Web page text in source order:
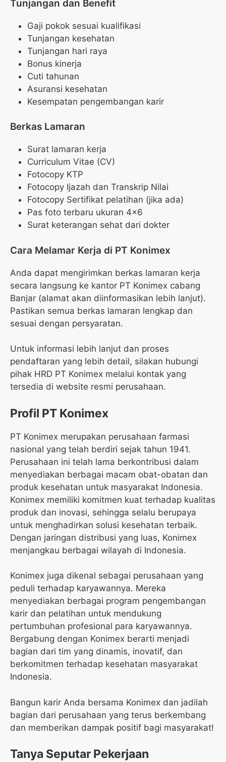
Tunjangan dan Benefit
Gaji pokok sesuai kualifikasi
Tunjangan kesehatan
Tunjangan hari raya
Bonus kinerja
Cuti tahunan
Asuransi kesehatan
Kesempatan pengembangan karir
Berkas Lamaran
Surat lamaran kerja
Curriculum Vitae (CV)
Fotocopy KTP
Fotocopy Ijazah dan Transkrip Nilai
Fotocopy Sertifikat pelatihan (jika ada)
Pas foto terbaru ukuran 4×6
Surat keterangan sehat dari dokter
Cara Melamar Kerja di PT Konimex
Anda dapat mengirimkan berkas lamaran kerja
secara langsung ke kantor PT Konimex cabang
Banjar (alamat akan diinformasikan lebih lanjut).
Pastikan semua berkas lamaran lengkap dan
sesuai dengan persyaratan.
Untuk informasi lebih lanjut dan proses
pendaftaran yang lebih detail, silakan hubungi
pihak HRD PT Konimex melalui kontak yang
tersedia di website resmi perusahaan.
Profil PT Konimex
PT Konimex merupakan perusahaan farmasi
nasional yang telah berdiri sejak tahun 1941.
Perusahaan ini telah lama berkontribusi dalam
menyediakan berbagai macam obat-obatan dan
produk kesehatan untuk masyarakat Indonesia.
Konimex memiliki komitmen kuat terhadap kualitas
produk dan inovasi, sehingga selalu berupaya
untuk menghadirkan solusi kesehatan terbaik.
Dengan jaringan distribusi yang luas, Konimex
menjangkau berbagai wilayah di Indonesia.
Konimex juga dikenal sebagai perusahaan yang
peduli terhadap karyawannya. Mereka
menyediakan berbagai program pengembangan
karir dan pelatihan untuk mendukung
pertumbuhan profesional para karyawannya.
Bergabung dengan Konimex berarti menjadi
bagian dari tim yang dinamis, inovatif, dan
berkomitmen terhadap kesehatan masyarakat
Indonesia.
Bangun karir Anda bersama Konimex dan jadilah
bagian dari perusahaan yang terus berkembang
dan memberikan dampak positif bagi masyarakat!
Tanya Seputar Pekerjaan